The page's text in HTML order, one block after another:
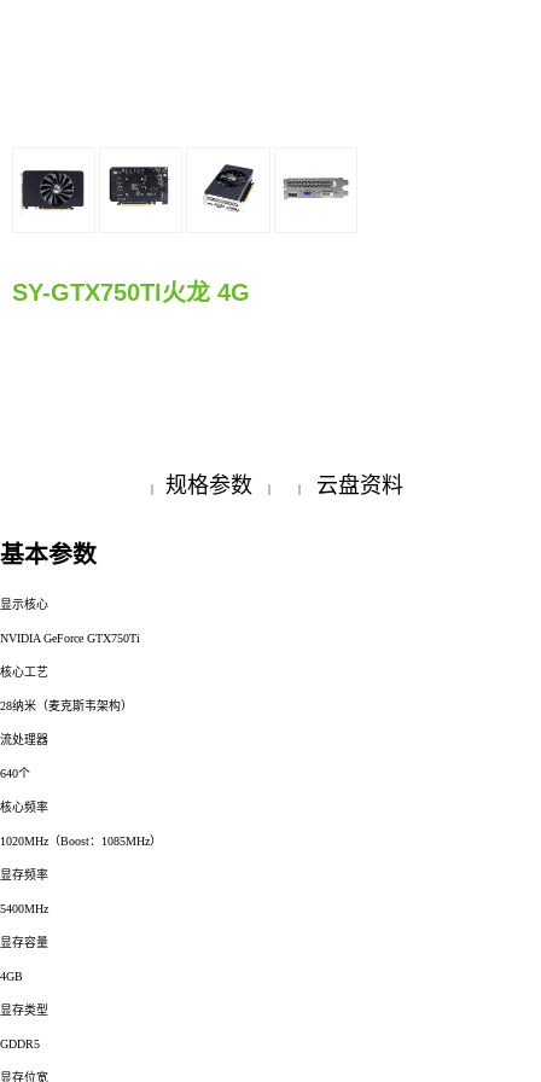
SY-GTX750TI火龙 4G
| 规格参数 | | 云盘资料
基本参数
显示核心
NVIDIA GeForce GTX750Ti
核心工艺
28纳米（麦克斯韦架构）
流处理器
640个
核心频率
1020MHz（Boost：1085MHz）
显存频率
5400MHz
显存容量
4GB
显存类型
GDDR5
显存位宽